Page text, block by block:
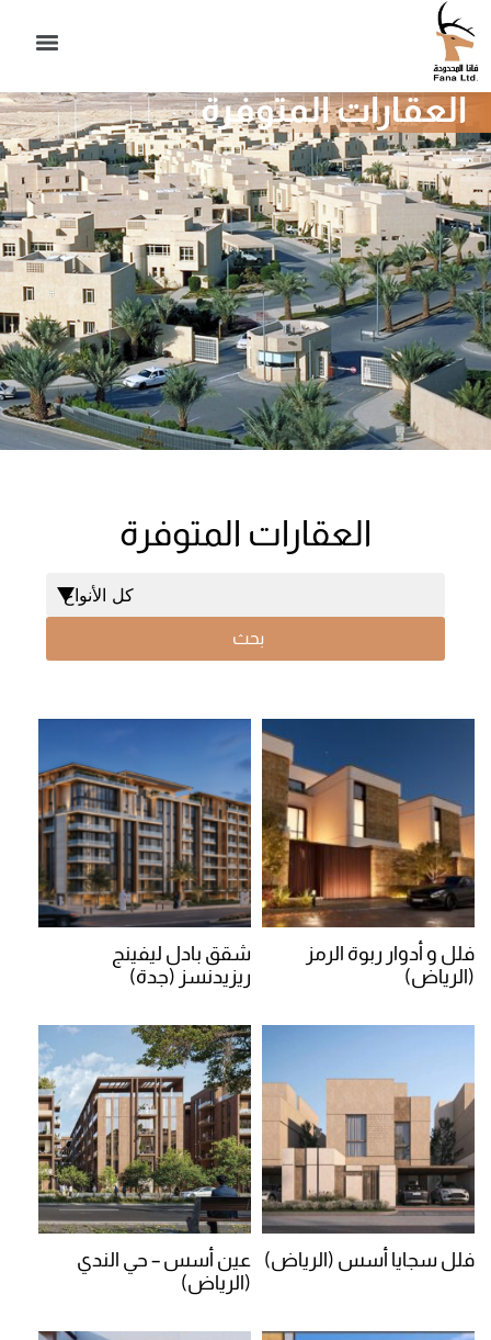
العقارات المتوفرة
العقارات المتوفرة
بحث
فلل و أدوار ربوة الرمز
(الرياض)
شقق بادل ليفينج
ريزيدنسز (جدة)
فلل سجايا أسس (الرياض)
عين أسس – حي الندي
(الرياض)